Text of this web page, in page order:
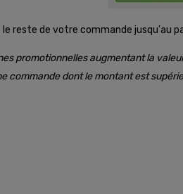
reste de votre commande jusqu'au
promotionnelles augmentant la
commande dont le montant est